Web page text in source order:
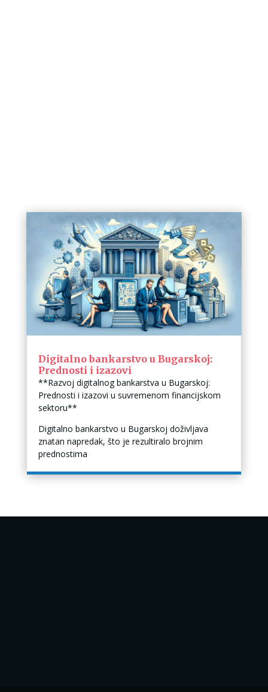
Digitalno bankarstvo u Bugarskoj:
Prednosti i izazovi
**Razvoj digitalnog bankarstva u Bugarskoj:
Prednosti i izazovi u suvremenom financijskom
sektoru**
Digitalno bankarstvo u Bugarskoj doživljava
znatan napredak, što je rezultiralo brojnim
prednostima